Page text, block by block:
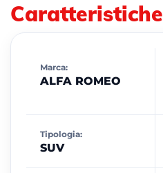
Caratteristiche
Marca:
ALFA ROMEO
Tipologia:
SUV